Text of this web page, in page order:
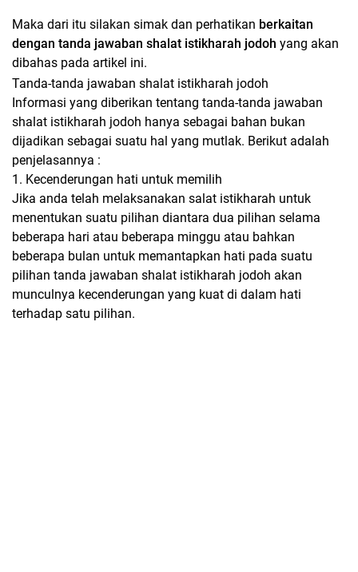
Maka dari itu silakan simak dan perhatikan berkaitan
dengan tanda jawaban shalat istikharah jodoh yang akan
dibahas pada artikel ini.
Tanda-tanda jawaban shalat istikharah jodoh
Informasi yang diberikan tentang tanda-tanda jawaban
shalat istikharah jodoh hanya sebagai bahan bukan
dijadikan sebagai suatu hal yang mutlak. Berikut adalah
penjelasannya :
1. Kecenderungan hati untuk memilih
Jika anda telah melaksanakan salat istikharah untuk
menentukan suatu pilihan diantara dua pilihan selama
beberapa hari atau beberapa minggu atau bahkan
beberapa bulan untuk memantapkan hati pada suatu
pilihan tanda jawaban shalat istikharah jodoh akan
munculnya kecenderungan yang kuat di dalam hati
terhadap satu pilihan.